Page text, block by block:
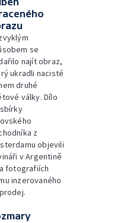
se
najít obraz,
ukradli nacisté
druhé
války. Dílo
z
objevili
v Argentině
fotografiích
inzerovaného